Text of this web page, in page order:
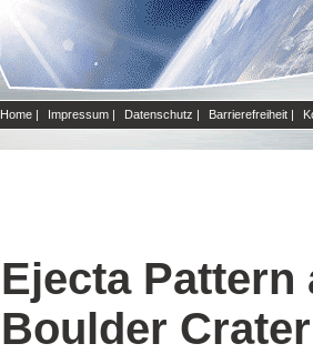
Home | Impressum | Datenschutz | Barrierefreiheit |
Ejecta Pattern
Boulder